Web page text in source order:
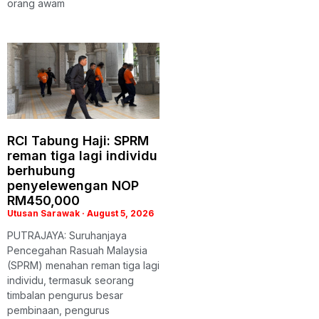
orang awam
RCI Tabung Haji: SPRM
reman tiga lagi individu
berhubung
penyelewengan NOP
RM450,000
Utusan Sarawak August 5, 2026
PUTRAJAYA: Suruhanjaya
Pencegahan Rasuah Malaysia
(SPRM) menahan reman tiga lagi
individu, termasuk seorang
timbalan pengurus besar
pembinaan, pengurus